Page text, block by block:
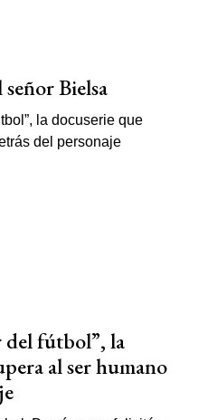
Bielsa
del fútbol”, la
al ser humano